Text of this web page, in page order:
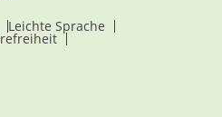
Leichte Sprache